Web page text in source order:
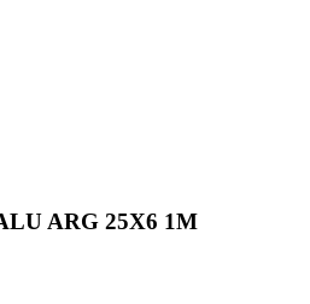
ARG 25X6 1M